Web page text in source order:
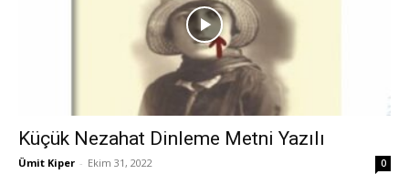
Küçük Nezahat Dinleme Metni Yazılı
Ümit Kiper - Ekim 31, 2022 0